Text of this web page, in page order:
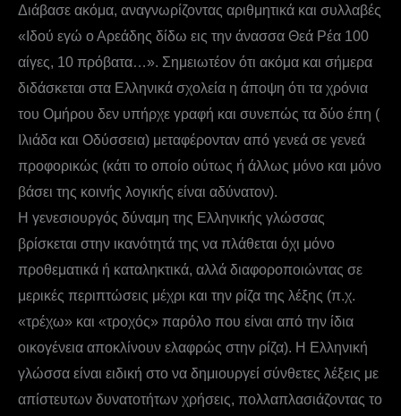
Διάβασε ακόμα, αναγνωρίζοντας αριθμητικά και συλλαβές
«Ιδού εγώ ο Αρεάδης δίδω εις την άνασσα Θεά Ρέα 100
αίγες, 10 πρόβατα…». Σημειωτέον ότι ακόμα και σήμερα
διδάσκεται στα Ελληνικά σχολεία η άποψη ότι τα χρόνια
του Ομήρου δεν υπήρχε γραφή και συνεπώς τα δύο έπη (
Ιλιάδα και Οδύσσεια) μεταφέρονταν από γενεά σε γενεά
προφορικώς (κάτι το οποίο ούτως ή άλλως μόνο και μόνο
βάσει της κοινής λογικής είναι αδύνατον).
Η γενεσιουργός δύναμη της Ελληνικής γλώσσας
βρίσκεται στην ικανότητά της να πλάθεται όχι μόνο
προθεματικά ή καταληκτικά, αλλά διαφοροποιώντας σε
μερικές περιπτώσεις μέχρι και την ρίζα της λέξης (π.χ.
«τρέχω» και «τροχός» παρόλο που είναι από την ίδια
οικογένεια αποκλίνουν ελαφρώς στην ρίζα). Η Ελληνική
γλώσσα είναι ειδική στο να δημιουργεί σύνθετες λέξεις με
απίστευτων δυνατοτήτων χρήσεις, πολλαπλασιάζοντας το